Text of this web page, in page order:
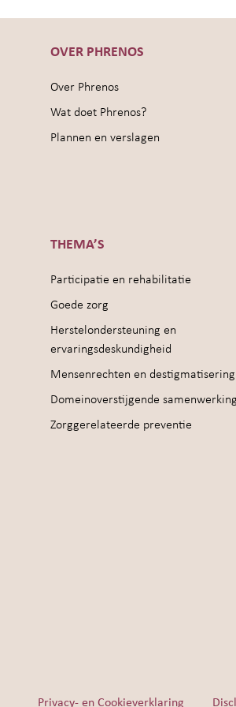
OVER PHRENOS
Over Phrenos
Wat doet Phrenos?
Plannen en verslagen
THEMA’S
Participatie en rehabilitatie
Goede zorg
Herstelondersteuning en
ervaringsdeskundigheid
Mensenrechten en destigmatisering
Domeinoverstijgende samenwerking
Zorggerelateerde preventie
Privacy- en Cookieverklaring